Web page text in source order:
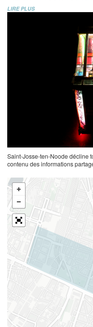
LIRE PLUS
Saint-Josse-ten-Noode décline
contenu des informations